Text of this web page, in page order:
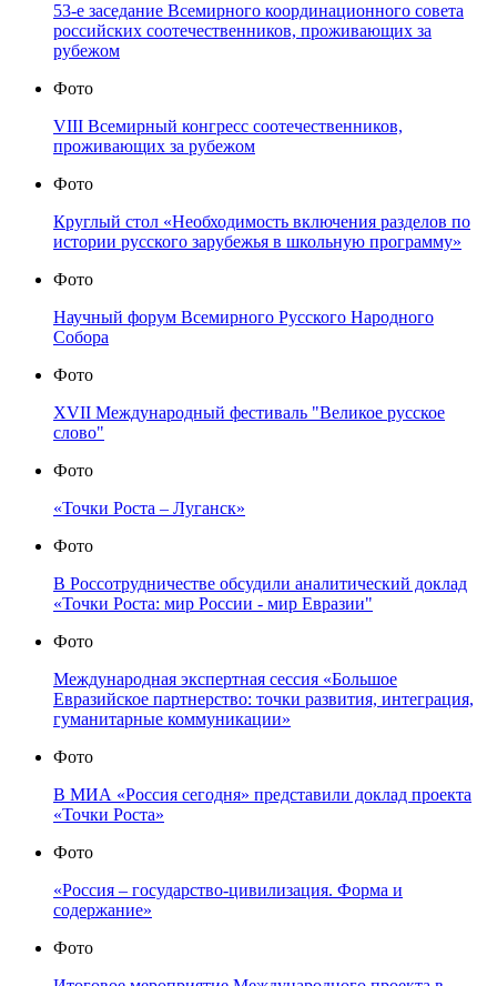
53-е заседание Всемирного координационного совета
российских соотечественников, проживающих за
рубежом
Фото
VIII Всемирный конгресс соотечественников,
проживающих за рубежом
Фото
Круглый стол «Необходимость включения разделов по
истории русского зарубежья в школьную программу»
Фото
Научный форум Всемирного Русского Народного
Собора
Фото
XVII Международный фестиваль "Великое русское
слово"
Фото
«Точки Роста – Луганск»
Фото
В Россотрудничестве обсудили аналитический доклад
«Точки Роста: мир России - мир Евразии"
Фото
Международная экспертная сессия «Большое
Евразийское партнерство: точки развития, интеграция,
гуманитарные коммуникации»
Фото
В МИА «Россия сегодня» представили доклад проекта
«Точки Роста»
Фото
«Россия – государство-цивилизация. Форма и
содержание»
Фото